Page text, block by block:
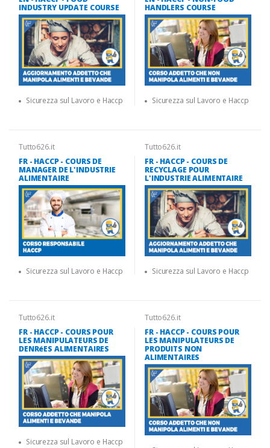
INDUSTRY UPDATE COURSE
Sicurezza sul Lavoro e Haccp
HANDLERS COURSE
Sicurezza sul Lavoro e Haccp
Tutto626.it
FR - HACCP - COURS DE
MANAGER DE L'INDUSTRIE
ALIMENTAIRE
Sicurezza sul Lavoro e Haccp
Tutto626.it
FR - HACCP - COURS DE
RECYCLAGE POUR
L'INDUSTRIE ALIMENTAIRE
Sicurezza sul Lavoro e Haccp
Tutto626.it
FR - HACCP - COURS POUR
LES MANIPULATEURS DE
DENRéES ALIMENTAIRES
Sicurezza sul Lavoro e Haccp
Tutto626.it
FR - HACCP - COURS POUR
LES MANIPULATEURS DE
PRODUITS NON
ALIMENTAIRES